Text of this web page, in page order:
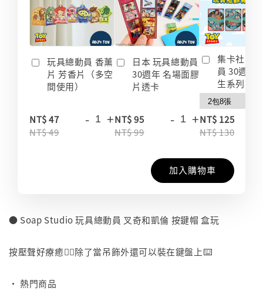
玩具總動員 香薰
片 芳香片（多空
間使用）
NT$ 47
NT$ 49
- +
日本 玩具總動員
30週年 名場面膠
片透卡
NT$ 95
NT$ 99
- +
集卡社 玩
員 30週年
生系列 收
NT$ 125
NT$ 130
加入購物車
● Soap Studio 玩具總動員 叉奇和凱倫 按鍵帽 盒玩
按壓聲好療癒👍🏻除了當吊飾外還可以裝在鍵盤上⌨️
• 熱門商品